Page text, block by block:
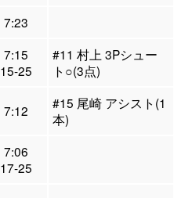
7:23
7:15
15-25
#11 村上 3Pシュー
ト○(3点)
7:12
#15 尾崎 アシスト(1
本)
7:06
17-25